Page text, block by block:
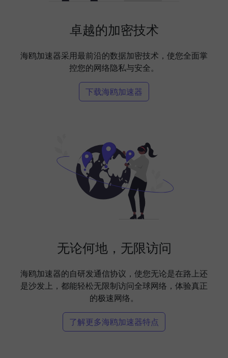
卓越的加密技术
海鸥加速器采用最前沿的数据加密技术，使您全面掌
控您的网络隐私与安全。
下载海鸥加速器
无论何地，无限访问
海鸥加速器的自研发通信协议，使您无论是在路上还
是沙发上，都能轻松无限制访问全球网络，体验真正
的极速网络。
了解更多海鸥加速器特点